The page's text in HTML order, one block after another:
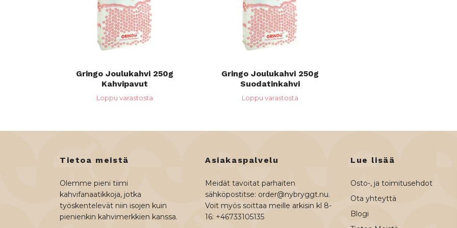
Gringo Joulukahvi 250g
Kahvipavut
Loppu varastosta
Gringo Joulukahvi 250g
Suodatinkahvi
Loppu varastosta
Tietoa meistä
Olemme pieni tiimi
kahvifanaatikkoja, jotka
työskentelevät niin isojen kuin
pienienkin kahvimerkkien kanssa.
Asiakaspalvelu
Meidät tavoitat parhaiten
sähköpostitse: order@nybryggt.nu.
Voit myös soittaa meille arkisin kl 8-
16: +46733105135
Lue lisää
Osto-, ja toimitusehdot
Ota yhteyttä
Blogi